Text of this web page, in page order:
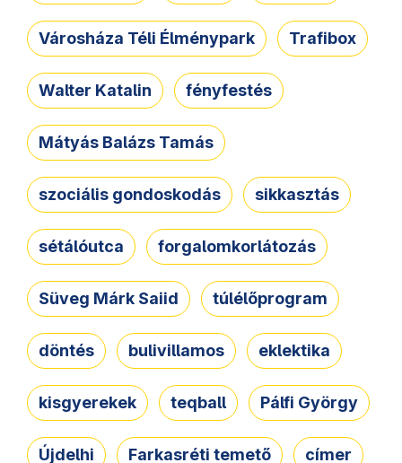
Városháza Téli Élménypark Trafibox
Walter Katalin fényfestés
Mátyás Balázs Tamás
szociális gondoskodás sikkasztás
sétálóutca forgalomkorlátozás
Süveg Márk Saiid túlélőprogram
döntés bulivillamos eklektika
kisgyerekek teqball Pálfi György
Újdelhi Farkasréti temető címer